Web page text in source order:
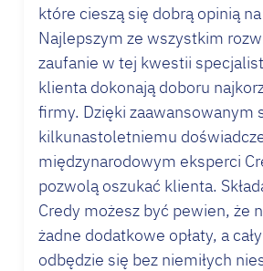
które cieszą się dobrą opinią
Najlepszym ze wszystkim
zaufanie w tej kwestii
klienta dokonają doboru
firmy. Dzięki zaawansowanym
kilkunastoletniemu
międzynarodowym eksperci
pozwolą oszukać klienta.
Credy możesz być pewien, że
żadne dodatkowe opłaty, a
odbędzie się bez niemiłych